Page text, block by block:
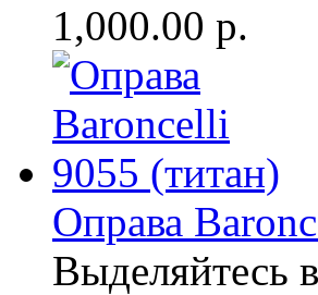
1,000.00 р.
Оправа
Выделяйтесь